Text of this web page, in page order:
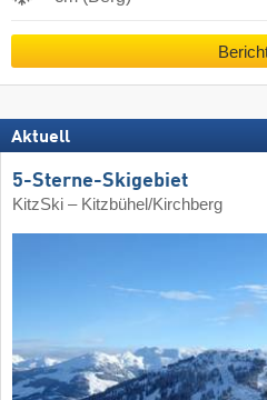
Aktuell
5-Sterne-Skigebiet
KitzSki – Kitzbühel/​Kirchberg